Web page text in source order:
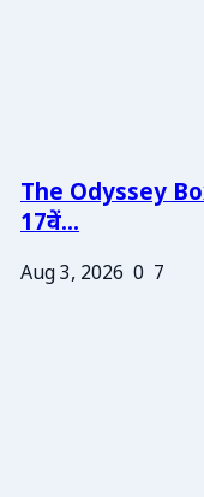
The Odyssey
17वें...
Aug 3, 2026 0 7